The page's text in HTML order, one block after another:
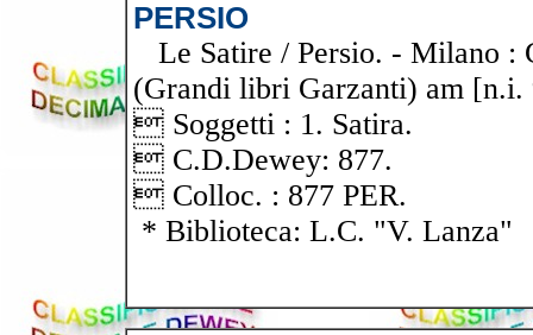
PERSIO
Le Satire / Persio. - Milano :
(Grandi libri Garzanti) am [n.i.
 Soggetti : 1. Satira.
 C.D.Dewey: 877.
 Colloc. : 877 PER.
* Biblioteca: L.C. "V. Lanza"